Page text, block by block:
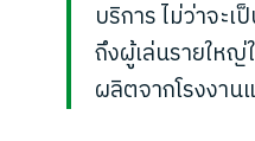
บริการ ไม่ว่าจะ
ถึงผู้เล่นรายให
ผลิตจากโรงงา